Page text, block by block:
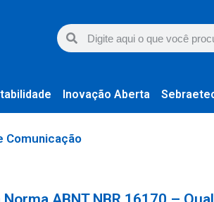
Inovação Aberta
Comunicação